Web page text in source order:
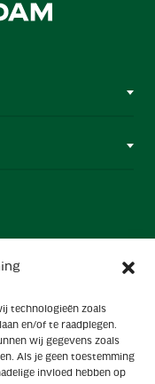
technologieën zoals
en/of te raadplegen.
wij gegevens zoals
Als je geen toestemming
invloed hebben op
Powered by